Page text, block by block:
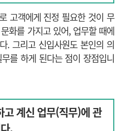
고객에게 진정 필요한 것이 무
화를 가지고 있어, 업무할 때에
. 그리고 신입사원도 본인의 의
를 하게 된다는 점이 장점입니
고 계신 업무(직무)에 관
.